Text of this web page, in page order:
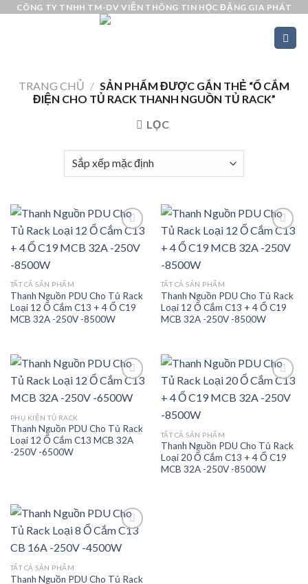
SkipCÔNG TY TNHH TM-DV VIỄN THÔNG TIN HỌC ĐẶNG GIA PHÁT
TRANG CHỦ / SẢN PHẨM ĐƯỢC GẮN THẺ “Ổ CẮM
ĐIỆN CHO TỦ RACK THANH NGUỒN TỦ RACK”
LỌC
TẤT CẢ SẢN PHẨM
Thanh Nguồn PDU Cho Tủ Rack
Loại 12 Ổ Cắm C13 + 4 Ổ C19
MCB 32A -250V -8500W
TẤT CẢ SẢN PHẨM
Thanh Nguồn PDU Cho Tủ Rack
Loại 12 Ổ Cắm C13 + 4 Ổ C19
MCB 32A -250V -8500W
PHỤ KIỆN TỦ RACK
Thanh Nguồn PDU Cho Tủ Rack
Loại 12 Ổ Cắm C13 MCB 32A
-250V -6500W
TẤT CẢ SẢN PHẨM
Thanh Nguồn PDU Cho Tủ Rack
Loại 20 Ổ Cắm C13 + 4 Ổ C19
MCB 32A -250V -8500W
TẤT CẢ SẢN PHẨM
Thanh Nguồn PDU Cho Tủ Rack